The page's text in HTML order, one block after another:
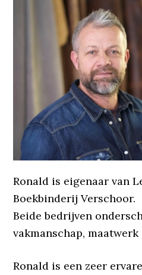
Ronald is eigenaar van
Boekbinderij Verschoor.
Beide bedrijven
vakmanschap,
Ronald is een zeer